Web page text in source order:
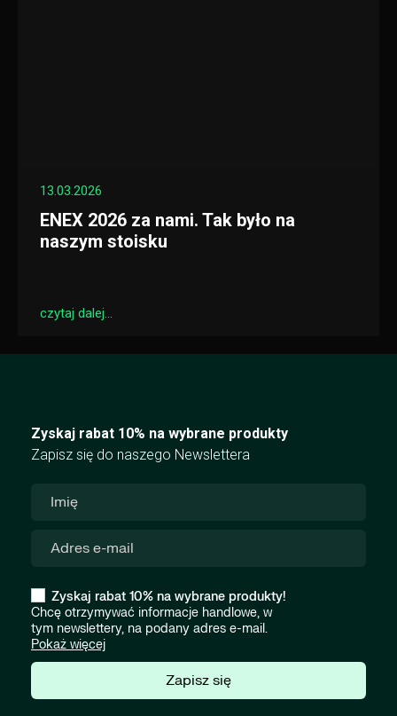
13.03.2026
ENEX 2026 za nami. Tak było na
naszym stoisku
czytaj dalej...
Zyskaj rabat 10% na wybrane produkty
Zapisz się do naszego Newslettera
Zyskaj rabat 10% na wybrane produkty!
Chcę otrzymywać informacje handlowe, w
tym newslettery, na podany adres e-mail.
Pokaż więcej
Zapisz się